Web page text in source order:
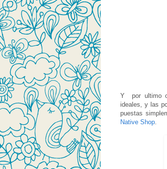
Y por ultimo
ideales, y las
puestas
Native Shop.